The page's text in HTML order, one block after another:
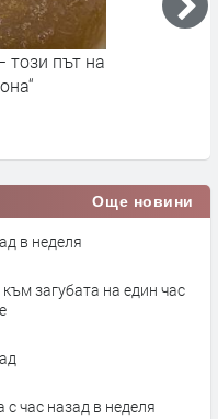
този път на
Още новини
в неделя
загубата на един час
час назад в неделя